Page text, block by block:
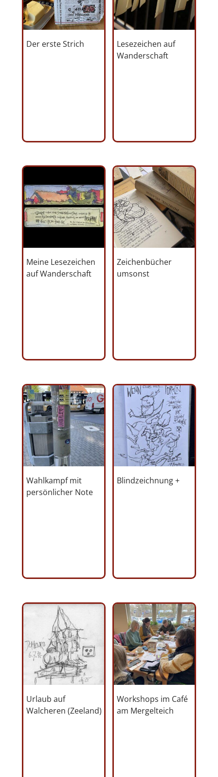
Der erste Strich
Lesezeichen auf
Wanderschaft
Meine Lesezeichen
auf Wanderschaft
Zeichenbücher
umsonst
Wahlkampf mit
persönlicher Note
Blindzeichnung +
Urlaub auf
Walcheren (Zeeland)
Workshops im Café
am Mergelteich